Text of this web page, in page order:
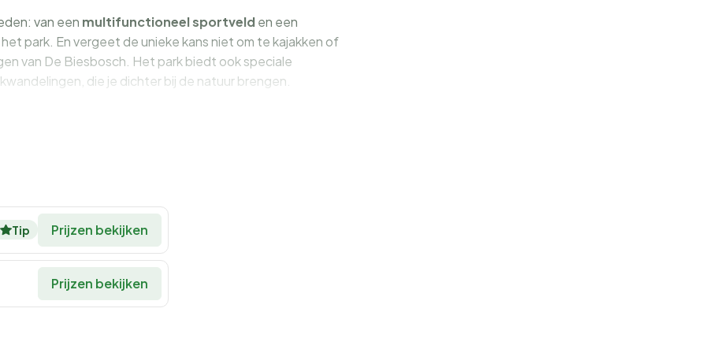
van een multifunctioneel sportvelden een
park. En vergeet de unieke kans niet om te kajakken of
van De Biesbosch. Het park biedt ook speciale
die je dichter bij de natuur brengen.
hap is er een snackbar met lekkernijen zoals friet en
wat je nodig hebt voor een zelfbereide maaltijd, inclusief
en buffetten, en biedt ook vegetarische en
en streekproducten die je smaakpapillen zullen
Tip Prijzen bekijken
Prijzen bekijken